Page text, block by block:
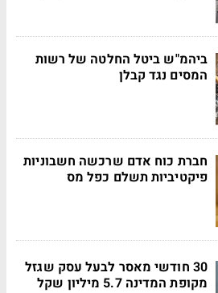
ביהמ"ש ביטל החלטה של רשות
המסים נגד קבלן
חברת כוח אדם שרכשה חשבוניות
פיקטיביות תשלם כפל מס
30 חודשי מאסר לבעל עסק שגזל
מקופת המדינה 5.7 מיליון שקל